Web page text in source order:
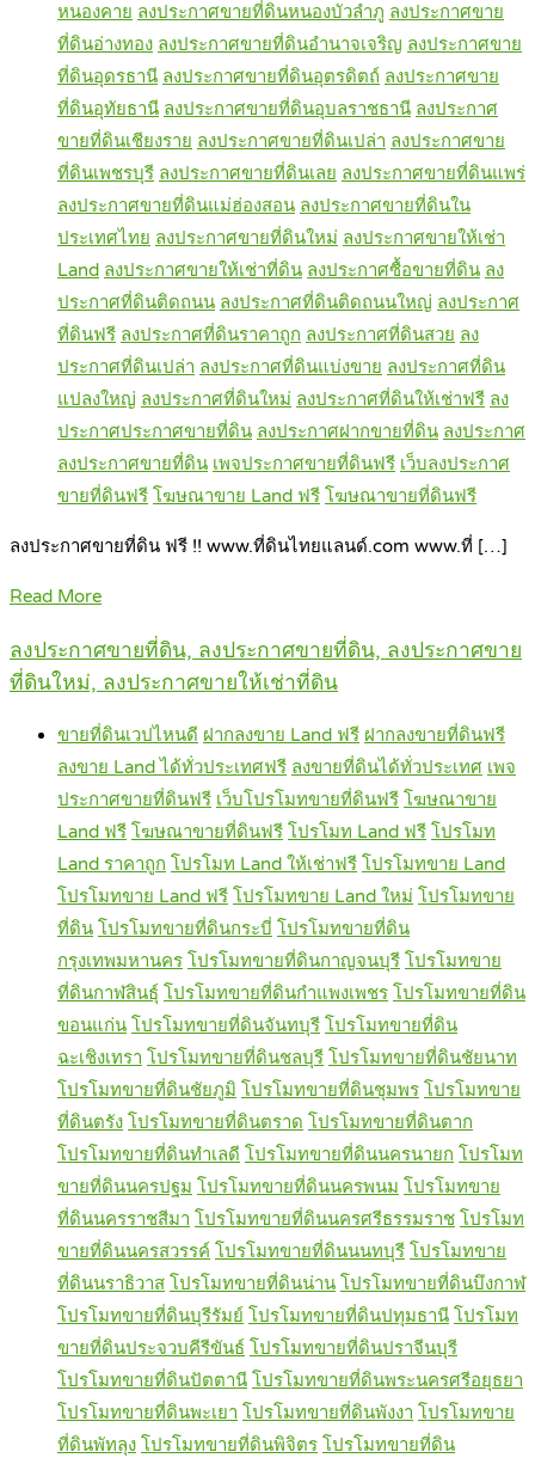
หนองคาย ลงประกาศขายที่ดินหนองบัวลำภู ลงประกาศขาย
ที่ดินอ่างทอง ลงประกาศขายที่ดินอำนาจเจริญ ลงประกาศขาย
ที่ดินอุดรธานี ลงประกาศขายที่ดินอุตรดิตถ์ ลงประกาศขาย
ที่ดินอุทัยธานี ลงประกาศขายที่ดินอุบลราชธานี ลงประกาศ
ขายที่ดินเชียงราย ลงประกาศขายที่ดินเปล่า ลงประกาศขาย
ที่ดินเพชรบุรี ลงประกาศขายที่ดินเลย ลงประกาศขายที่ดินแพร่
ลงประกาศขายที่ดินแม่ฮ่องสอน ลงประกาศขายที่ดินใน
ประเทศไทย ลงประกาศขายที่ดินใหม่ ลงประกาศขายให้เช่า
Land ลงประกาศขายให้เช่าที่ดิน ลงประกาศซื้อขายที่ดิน ลง
ประกาศที่ดินติดถนน ลงประกาศที่ดินติดถนนใหญ่ ลงประกาศ
ที่ดินฟรี ลงประกาศที่ดินราคาถูก ลงประกาศที่ดินสวย ลง
ประกาศที่ดินเปล่า ลงประกาศที่ดินแบ่งขาย ลงประกาศที่ดิน
แปลงใหญ่ ลงประกาศที่ดินใหม่ ลงประกาศที่ดินให้เช่าฟรี ลง
ประกาศประกาศขายที่ดิน ลงประกาศฝากขายที่ดิน ลงประกาศ
ลงประกาศขายที่ดิน เพจประกาศขายที่ดินฟรี เว็บลงประกาศ
ขายที่ดินฟรี โฆษณาขาย Land ฟรี โฆษณาขายที่ดินฟรี
ลงประกาศขายที่ดิน ฟรี !! www.ที่ดินไทยแลนด์.com www.ที่ […]
Read More
ลงประกาศขายที่ดิน, ลงประกาศขายที่ดิน, ลงประกาศขาย
ที่ดินใหม่, ลงประกาศขายให้เช่าที่ดิน
ขายที่ดินเวปไหนดี ฝากลงขาย Land ฟรี ฝากลงขายที่ดินฟรี
ลงขาย Land ได้ทั่วประเทศฟรี ลงขายที่ดินได้ทั่วประเทศ เพจ
ประกาศขายที่ดินฟรี เว็บโปรโมทขายที่ดินฟรี โฆษณาขาย
Land ฟรี โฆษณาขายที่ดินฟรี โปรโมท Land ฟรี โปรโมท
Land ราคาถูก โปรโมท Land ให้เช่าฟรี โปรโมทขาย Land
โปรโมทขาย Land ฟรี โปรโมทขาย Land ใหม่ โปรโมทขาย
ที่ดิน โปรโมทขายที่ดินกระบี่ โปรโมทขายที่ดิน
กรุงเทพมหานคร โปรโมทขายที่ดินกาญจนบุรี โปรโมทขาย
ที่ดินกาฬสินธุ์ โปรโมทขายที่ดินกำแพงเพชร โปรโมทขายที่ดิน
ขอนแก่น โปรโมทขายที่ดินจันทบุรี โปรโมทขายที่ดิน
ฉะเชิงเทรา โปรโมทขายที่ดินชลบุรี โปรโมทขายที่ดินชัยนาท
โปรโมทขายที่ดินชัยภูมิ โปรโมทขายที่ดินชุมพร โปรโมทขาย
ที่ดินตรัง โปรโมทขายที่ดินตราด โปรโมทขายที่ดินตาก
โปรโมทขายที่ดินทำเลดี โปรโมทขายที่ดินนครนายก โปรโมท
ขายที่ดินนครปฐม โปรโมทขายที่ดินนครพนม โปรโมทขาย
ที่ดินนครราชสีมา โปรโมทขายที่ดินนครศรีธรรมราช โปรโมท
ขายที่ดินนครสวรรค์ โปรโมทขายที่ดินนนทบุรี โปรโมทขาย
ที่ดินนราธิวาส โปรโมทขายที่ดินน่าน โปรโมทขายที่ดินบึงกาฬ
โปรโมทขายที่ดินบุรีรัมย์ โปรโมทขายที่ดินปทุมธานี โปรโมท
ขายที่ดินประจวบคีรีขันธ์ โปรโมทขายที่ดินปราจีนบุรี
โปรโมทขายที่ดินปัตตานี โปรโมทขายที่ดินพระนครศรีอยุธยา
โปรโมทขายที่ดินพะเยา โปรโมทขายที่ดินพังงา โปรโมทขาย
ที่ดินพัทลุง โปรโมทขายที่ดินพิจิตร โปรโมทขายที่ดิน